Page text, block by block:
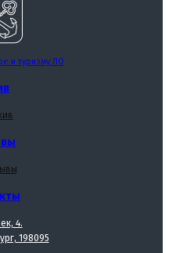
и туризму ЛО
4.
198095